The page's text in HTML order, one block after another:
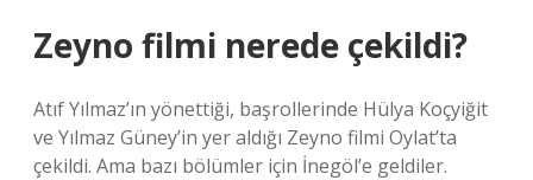
Zeyno filmi nerede çekildi?
Atıf Yılmaz’ın yönettiği, başrollerinde Hülya Koçyiğit
ve Yılmaz Güney’in yer aldığı Zeyno filmi Oylat’ta
çekildi. Ama bazı bölümler için İnegöl’e geldiler.